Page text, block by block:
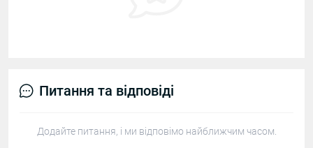
Питання та відповіді
Додайте питання, і ми відповімо найближчим часом.